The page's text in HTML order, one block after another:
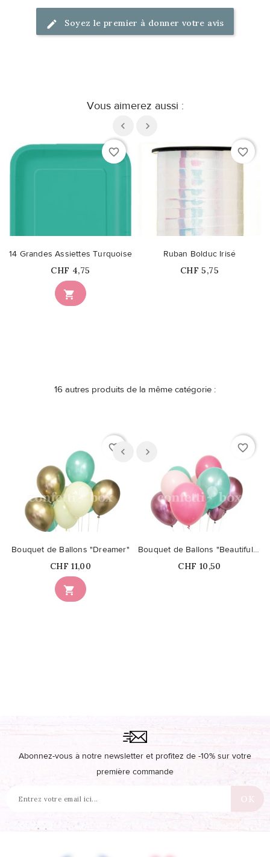
Soyez le premier à donner votre avis
Vous aimerez aussi :
favorite_border

14 Grandes Assiettes Turquoise
Prix
CHF 4,75
favorite_border
Ruban Bolduc Irisé
Prix
CHF 5,75
16 autres produits de la même catégorie :
favorite_border

Bouquet de Ballons "Dreamer"
Prix
CHF 11,00
favorite_border
Bouquet de Ballons "Beautiful Day"
Prix
CHF 10,50
Abonnez-vous à notre newsletter et profitez de -10% sur votre
première commande